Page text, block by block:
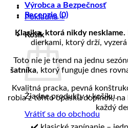
Pokladňa +
Košík
Žiadne produkty v košíku.
Vrátiť sa do obchodu
Výrobca a Bezpečnosť
Recenzie (0)
Klasika, ktorá nikdy nesklame.
dierkami, ktorý drží,
Toto nie je trend na jednu
šatníka, ktorý funguje dnes
Kvalitná pracka, pevná
robia z tohto opasku doplnok,
každý